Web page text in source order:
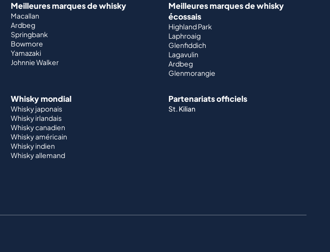
Meilleures marques de whisky
Macallan
Ardbeg
Springbank
Bowmore
Yamazaki
Johnnie Walker
Meilleures marques de whisky
écossais
Highland Park
Laphroaig
Glenfiddich
Lagavulin
Ardbeg
Glenmorangie
Whisky mondial
Whisky japonais
Whisky irlandais
Whisky canadien
Whisky américain
Whisky indien
Whisky allemand
Partenariats officiels
St. Kilian